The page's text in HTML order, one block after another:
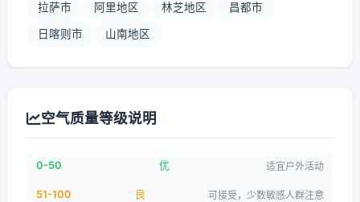
拉萨市 阿里地区 林芝地区 昌都市
日喀则市 山南地区
空气质量等级说明
0-50 优 适宜户外活动
51-100 良 可接受，少数敏感人群注意